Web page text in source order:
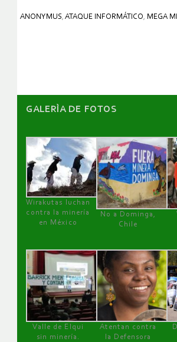
ANONYMUS, ATAQUE INFORMÁTICO, MEGA
GALERÌA DE FOTOS
Wirakutas luchan
contra la minería
en México
No a Dominga,
Chile
Valle de Elqui
sin minería.
Atentan contra
la Defensora